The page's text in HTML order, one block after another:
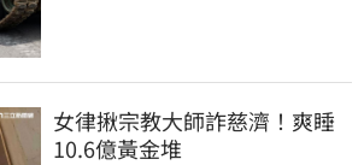
女律揪宗教大師詐慈濟！爽睡
10.6億黃金堆